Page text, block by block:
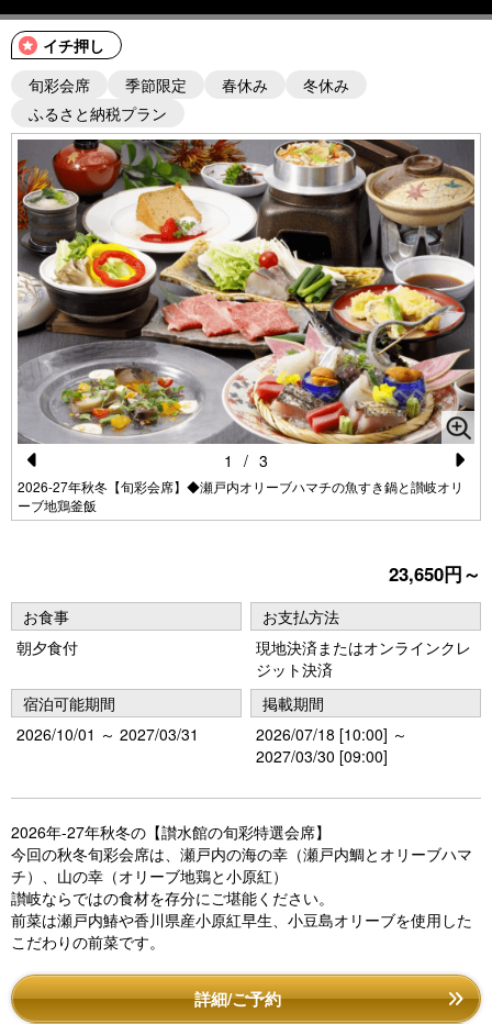
イチ押し
旬彩会席
季節限定 春休み
冬休み
ふるさと納税プラン
Pr
e
u
s
2026-27年秋冬【旬彩会席】◆瀬戸内オリーブハマチの魚すき鍋と讃岐オリ
ーブ地鶏釜飯
N
e
1 / 3
23,650円～
お食事
朝夕食付
お支払方法
現地決済またはオンラインクレ
ジット決済
宿泊可能期間
2026/10/01 ～ 2027/03/31
掲載期間
2026/07/18 [10:00] ～
2027/03/30 [09:00]
2026年-27年秋冬の【讃水館の旬彩特選会席】
今回の秋冬旬彩会席は、瀬戸内の海の幸（瀬戸内鯛とオリーブハマ
チ）、山の幸（オリーブ地鶏と小原紅）
讃岐ならではの食材を存分にご堪能ください。
前菜は瀬戸内鰆や香川県産小原紅早生、小豆島オリーブを使用した
こだわりの前菜です。
詳細/ご予約